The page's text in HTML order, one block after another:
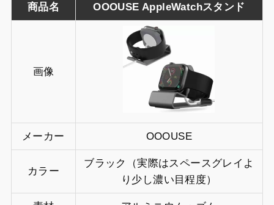
商品名 OOOUSE AppleWatchスタンド
画像
メーカー OOOUSE
カラー
ブラック（実際はスペースグレイよ
り少し濃い目程度）